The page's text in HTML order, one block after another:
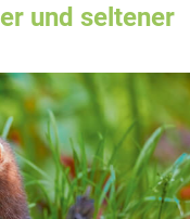
und seltener